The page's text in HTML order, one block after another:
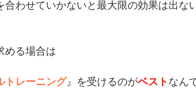
合わせていかないと最大限の効果は出な
める場合は
トレーニング』を受けるのがベストなん